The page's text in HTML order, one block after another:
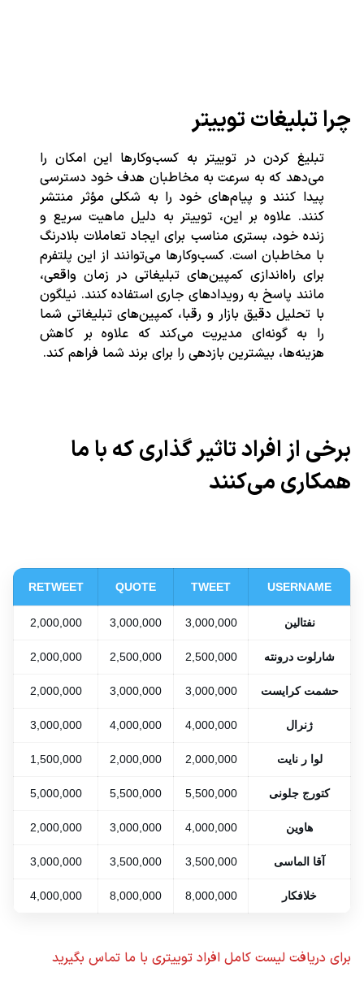
چرا تبلیغات توییتر
تبلیغ کردن در توییتر به کسب‌وکارها این امکان را
می‌دهد که به سرعت به مخاطبان هدف خود دسترسی
پیدا کنند و پیام‌های خود را به شکلی مؤثر منتشر
کنند. علاوه بر این، توییتر به دلیل ماهیت سریع و
زنده خود، بستری مناسب برای ایجاد تعاملات بلادرنگ
با مخاطبان است. کسب‌وکارها می‌توانند از این پلتفرم
برای راه‌اندازی کمپین‌های تبلیغاتی در زمان واقعی،
مانند پاسخ به رویدادهای جاری استفاده کنند. نیلگون
با تحلیل دقیق بازار و رقبا، کمپین‌های تبلیغاتی شما
را به گونه‌ای مدیریت می‌کند که علاوه بر کاهش
هزینه‌ها، بیشترین بازدهی را برای برند شما فراهم کند.
برخی از افراد تاثیر گذاری که با ما
همکاری می‌کنند
USERNAME
TWEET
QUOTE
RETWEET
نفتالین 3,000,000
3,000,000
2,000,000
شارلوت درونته 2,500,000
2,500,000
2,000,000
حشمت کرایست 3,000,000
3,000,000
2,000,000
ژنرال 4,000,000
4,000,000
3,000,000
لوا ر نایت 2,000,000
2,000,000
1,500,000
کتورج جلونی 5,500,000
5,500,000
5,000,000
هاوین 4,000,000
3,000,000
2,000,000
آقا الماسی 3,500,000
3,500,000
3,000,000
خلافکار 8,000,000
8,000,000
4,000,000
برای دریافت لیست کامل افراد توییتری با ما تماس بگیرید